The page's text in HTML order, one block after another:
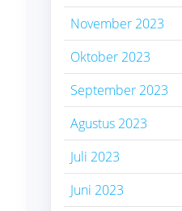
November 2023
Oktober 2023
September 2023
Agustus 2023
Juli 2023
Juni 2023